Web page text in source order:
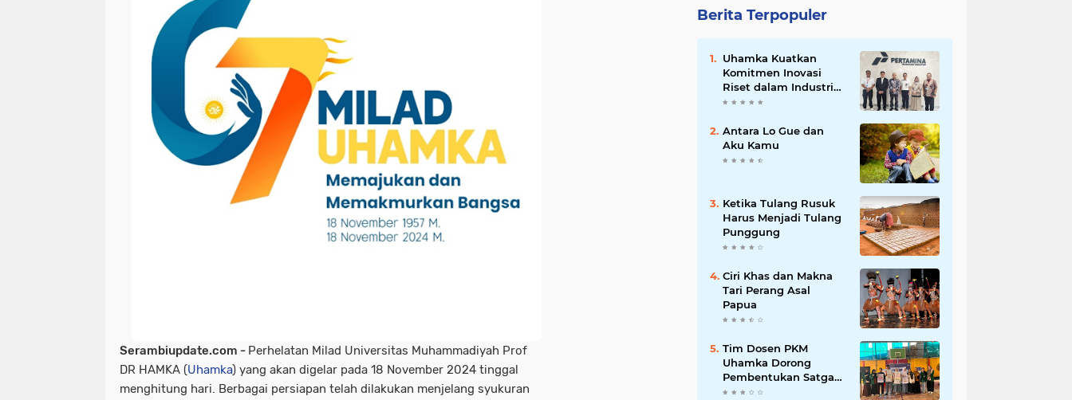
Serambiupdate.com - Perhelatan Milad Universitas Muhammadiyah Prof
DR HAMKA (Uhamka) yang akan digelar pada 18 November 2024 tinggal
menghitung hari. Berbagai persiapan telah dilakukan menjelang syukuran
Berita Terpopuler
Uhamka Kuatkan
Komitmen Inovasi
Riset dalam Industri
dengan PT. Pertamina
Antara Lo Gue dan
Aku Kamu
Ketika Tulang Rusuk
Harus Menjadi Tulang
Punggung
Ciri Khas dan Makna
Tari Perang Asal
Papua
Tim Dosen PKM
Uhamka Dorong
Pembentukan Satgas
Anti-Bullying di